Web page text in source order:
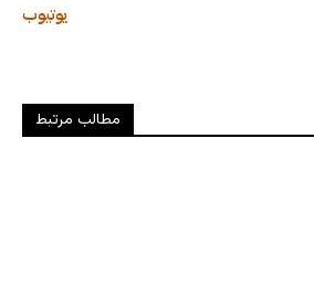
یوتیوب
مطالب مرتبط